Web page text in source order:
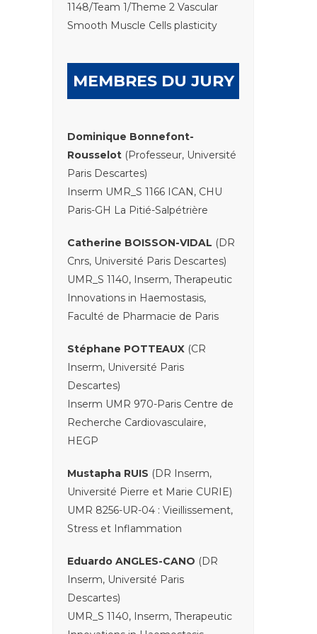
1148/Team 1/Theme 2 Vascular
Smooth Muscle Cells plasticity
MEMBRES DU JURY
Dominique Bonnefont-
Rousselot (Professeur, Université
Paris Descartes)
Inserm UMR_S 1166 ICAN, CHU
Paris-GH La Pitié-Salpétrière
Catherine BOISSON-VIDAL (DR
Cnrs, Université Paris Descartes)
UMR_S 1140, Inserm, Therapeutic
Innovations in Haemostasis,
Faculté de Pharmacie de Paris
Stéphane POTTEAUX (CR
Inserm, Université Paris
Descartes)
Inserm UMR 970-Paris Centre de
Recherche Cardiovasculaire,
HEGP
Mustapha RUIS (DR Inserm,
Université Pierre et Marie CURIE)
UMR 8256-UR-04 : Vieillissement,
Stress et Inflammation
Eduardo ANGLES-CANO (DR
Inserm, Université Paris
Descartes)
UMR_S 1140, Inserm, Therapeutic